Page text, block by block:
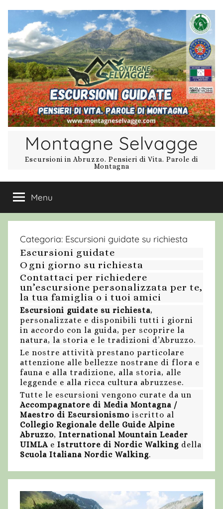
contenuto
Montagne Selvagge
Escursioni in Abruzzo. Pensieri di Vita. Parole di
Montagna
Menu
Categoria: Escursioni guidate su richiesta
Escursioni guidate
Ogni giorno su richiesta
Contattaci per richiedere
un’escursione personalizzata per te,
la tua famiglia o i tuoi amici
Escursioni guidate su richiesta,
personalizzate e disponibili tutti i giorni
in accordo con la guida, per scoprire la
natura, la storia e le tradizioni d’Abruzzo.
Le nostre attività prestano particolare
attenzione alle bellezze nostrane di flora e
fauna e alla tradizione, alla storia, alle
leggende e alla ricca cultura abruzzese.
Tutte le escursioni vengono curate da un
Accompagnatore di Media Montagna /
Maestro di Escursionismo iscritto al
Collegio Regionale delle Guide Alpine
Abruzzo, International Mountain Leader
UIMLA e Istruttore di Nordic Walking della
Scuola Italiana Nordic Walking.